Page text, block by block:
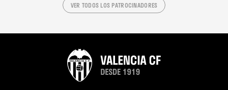
VER TODOS LOS PATROCINADORES